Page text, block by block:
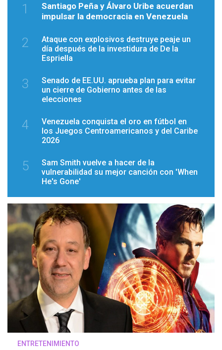
1
Santiago Peña y Álvaro Uribe acuerdan
impulsar la democracia en Venezuela
2
Ataque con explosivos destruye peaje un
día después de la investidura de De la
Espriella
3
Senado de EE.UU. aprueba plan para evitar
un cierre de Gobierno antes de las
elecciones
4
Venezuela conquista el oro en fútbol en
los Juegos Centroamericanos y del Caribe
2026
5
Sam Smith vuelve a hacer de la
vulnerabilidad su mejor canción con 'When
He's Gone'
ENTRETENIMIENTO